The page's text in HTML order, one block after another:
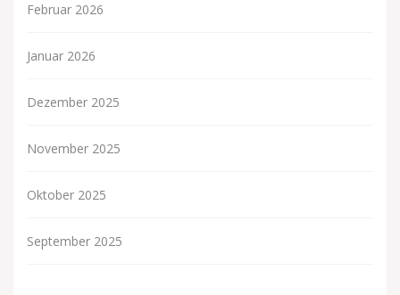
Februar 2026
Januar 2026
Dezember 2025
November 2025
Oktober 2025
September 2025